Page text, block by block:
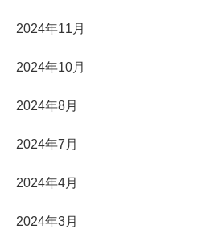
2024年11月
2024年10月
2024年8月
2024年7月
2024年4月
2024年3月